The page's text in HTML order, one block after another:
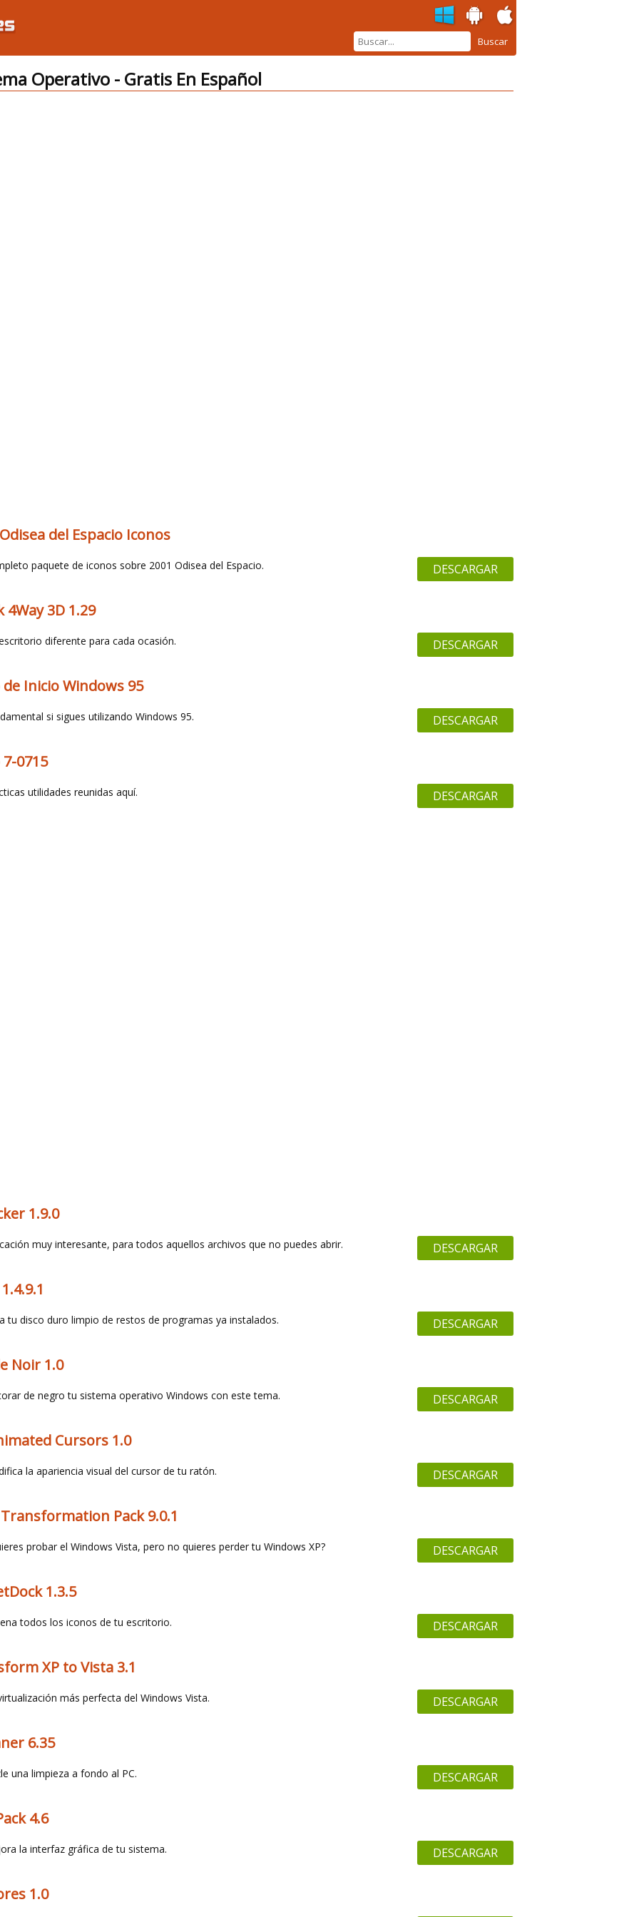
Buscar
Operativo - Gratis En Español
del Espacio Iconos
DESCARGAR
paquete de iconos sobre 2001 Odisea del Espacio.
4Way 3D 1.29
DESCARGAR
diferente para cada ocasión.
de Inicio Windows 95
DESCARGAR
si sigues utilizando Windows 95.
0715
DESCARGAR
utilidades reunidas aquí.
1.9.0
DESCARGAR
muy interesante, para todos aquellos archivos que no puedes abrir.
DESCARGAR
tu disco duro limpio de restos de programas ya instalados.
Noir 1.0
DESCARGAR
de negro tu sistema operativo Windows con este tema.
Cursors 1.0
DESCARGAR
la apariencia visual del cursor de tu ratón.
Pack 9.0.1
DESCARGAR
probar el Windows Vista, pero no quieres perder tu Windows XP?
1.3.5
DESCARGAR
todos los iconos de tu escritorio.
XP to Vista 3.1
DESCARGAR
más perfecta del Windows Vista.
6.35
DESCARGAR
una limpieza a fondo al PC.
4.6
DESCARGAR
la interfaz gráfica de tu sistema.
1.0